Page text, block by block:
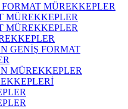
FORMAT MÜREKKEPLER
MÜREKKEPLER
MÜREKKEPLER
GENİŞ FORMAT
MÜREKKEPLER